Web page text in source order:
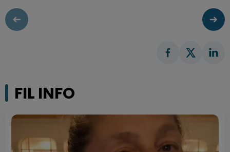
FIL INFO